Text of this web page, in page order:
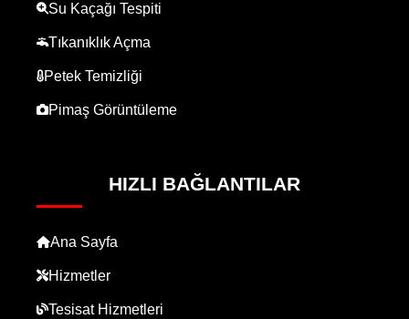
Su Kaçağı Tespiti
Tıkanıklık Açma
Petek Temizliği
Pimaş Görüntüleme
HIZLI BAĞLANTILAR
Ana Sayfa
Hizmetler
Tesisat Hizmetleri